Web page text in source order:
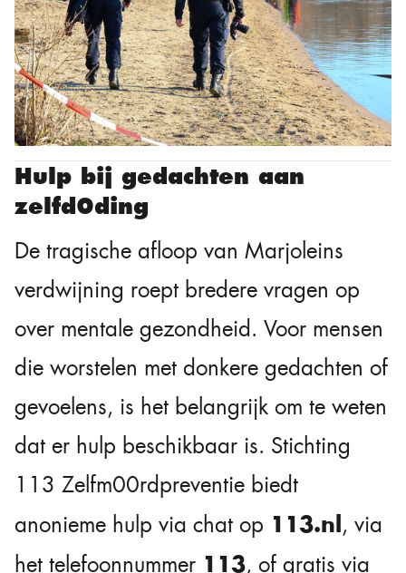
Hulp bij gedachten aan
zelfd0ding
De tragische afloop van Marjoleins
verdwijning roept bredere vragen op
over mentale gezondheid. Voor mensen
die worstelen met donkere gedachten of
gevoelens, is het belangrijk om te weten
dat er hulp beschikbaar is. Stichting
113 Zelfm00rdpreventie biedt
anonieme hulp via chat op 113.nl, via
het telefoonnummer 113, of gratis via